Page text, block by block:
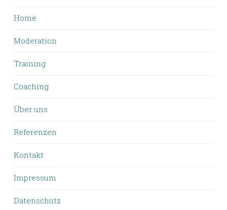
Home
Moderation
Training
Coaching
Über uns
Referenzen
Kontakt
Impressum
Datenschutz